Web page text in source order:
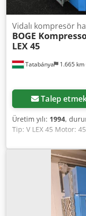
Tatabánya 1.665 km
Vidalı kompresör
BOGE
LEX 45
Talep
Üretim yılı: 1994,
Tip: V LEX 45 Motor: